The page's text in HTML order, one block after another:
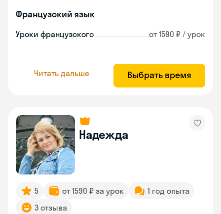
Французский язык
Уроки французского от 1590 ₽ / урок
Читать дальше Выбрать время
Надежда
5 от 1590 ₽ за урок
1 год опыта
3 отзыва